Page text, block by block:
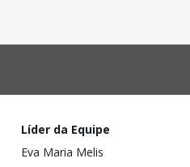
Líder da Equipe
Eva Maria Melis